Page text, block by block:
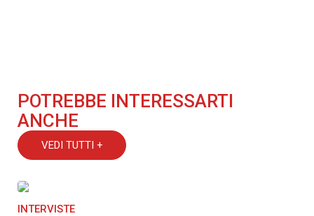
POTREBBE INTERESSARTI
ANCHE
VEDI TUTTI +
INTERVISTE